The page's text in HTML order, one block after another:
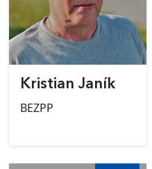
Kristian Janík
BEZPP